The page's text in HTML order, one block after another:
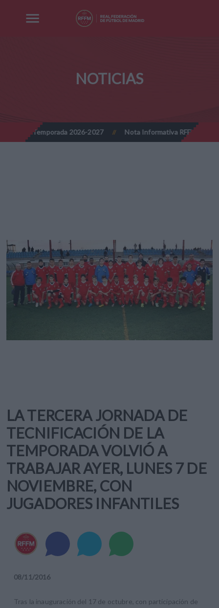
NOTICIAS
// Nota Informativa RFFM - Implantación progresiva de
LA TERCERA JORNADA DE
TECNIFICACIÓN DE LA
TEMPORADA VOLVIÓ A
TRABAJAR AYER, LUNES 7 DE
NOVIEMBRE, CON
JUGADORES INFANTILES
08/11/2016
Tras la inauguración del 17 de octubre, con participación de